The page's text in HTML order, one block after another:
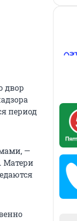
двор
период
—
Матери